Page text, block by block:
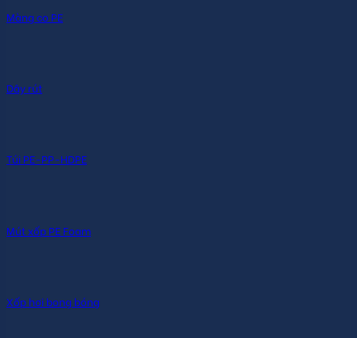
Màng co PE
Dây rút
Túi PE-PP-HDPE
Mút xốp PE Foam
Xốp hơi bong bóng